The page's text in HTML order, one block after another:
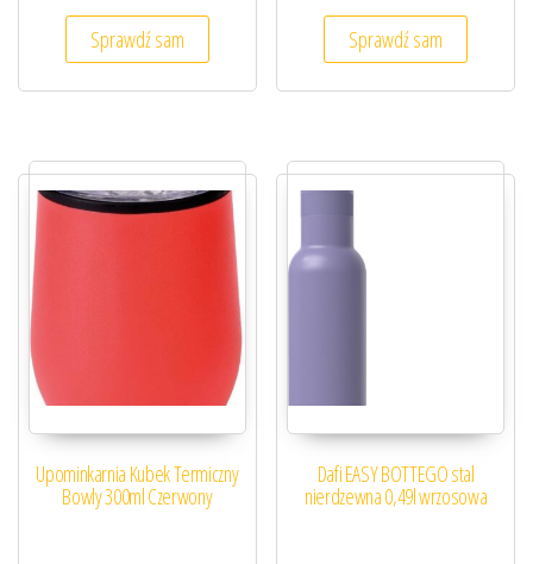
Sprawdź sam Sprawdź sam
Upominkarnia Kubek Termiczny
Bowly 300ml Czerwony
Dafi EASY BOTTEGO stal
nierdzewna 0,49l wrzosowa